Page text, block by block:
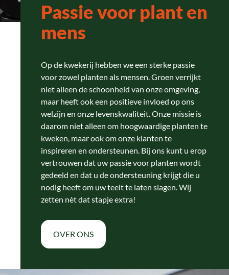
Passie voor plant en
mens
Op de kwekerij hebben we een sterke passie
voor zowel planten als mensen. Groen verrijkt
niet alleen de schoonheid van onze omgeving,
maar heeft ook een positieve invloed op ons
welzijn en onze levenskwaliteit. Onze missie is
daarom niet alleen om hoogwaardige planten te
kweken, maar ook om onze klanten te
inspireren en ondersteunen. Bij ons kunt u erop
vertrouwen dat uw passie voor planten wordt
gedeeld en dat u de ondersteuning krijgt die u
nodig heeft om uw teelt te laten slagen. Wij
zetten nèt dat stapje extra!
OVER ONS